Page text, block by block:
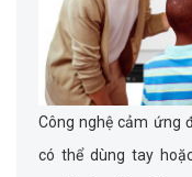
Công nghệ cảm ứng
có thể dùng tay